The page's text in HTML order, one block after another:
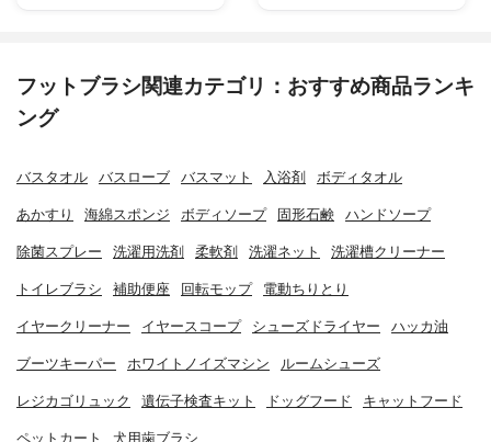
フットブラシ関連カテゴリ：おすすめ商品ランキ
ング
バスタオル バスローブ バスマット 入浴剤 ボディタオル
あかすり 海綿スポンジ ボディソープ 固形石鹸 ハンドソープ
除菌スプレー 洗濯用洗剤 柔軟剤 洗濯ネット 洗濯槽クリーナー
トイレブラシ 補助便座 回転モップ 電動ちりとり
イヤークリーナー イヤースコープ シューズドライヤー ハッカ油
ブーツキーパー ホワイトノイズマシン ルームシューズ
レジカゴリュック 遺伝子検査キット ドッグフード キャットフード
ペットカート 犬用歯ブラシ